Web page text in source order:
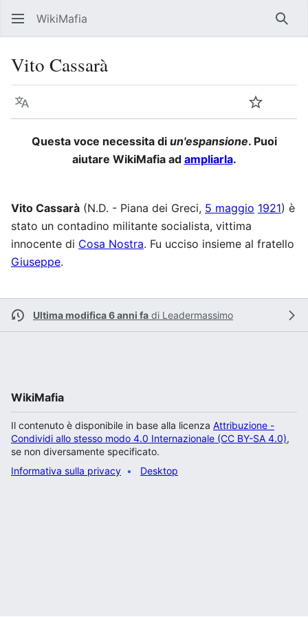
WikiMafia
Vito Cassarà
Lingua Segui
Questa voce necessita di un'espansione. Puoi
aiutare WikiMafia ad ampliarla.
Vito Cassarà (N.D. - Piana dei Greci, 5 maggio 1921) è
stato un contadino militante socialista, vittima
innocente di Cosa Nostra. Fu ucciso insieme al fratello
Giuseppe.
Ultima modifica 6 anni fa di Leadermassimo
WikiMafia
Il contenuto è disponibile in base alla licenza Attribuzione -
Condividi allo stesso modo 4.0 Internazionale (CC BY-SA 4.0),
se non diversamente specificato.
Informativa sulla privacy
Desktop